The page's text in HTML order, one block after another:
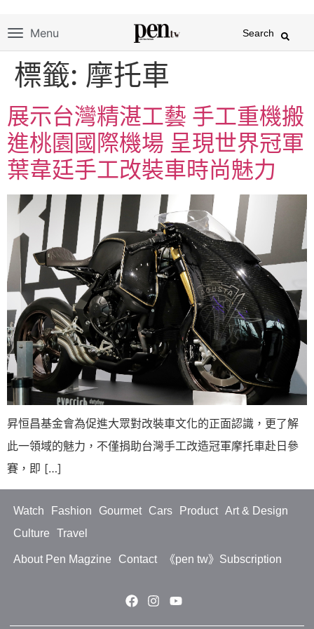
Menu Search
標籤: 摩托車
展示台灣精湛工藝 手工重機搬
進桃園國際機場 呈現世界冠軍
葉韋廷手工改裝車時尚魅力
昇恒昌基金會為促進大眾對改裝車文化的正面認識，更了解
此一領域的魅力，不僅捐助台灣手工改造冠軍摩托車赴日參
賽，即 […]
Watch Fashion Gourmet Cars Product
Art & Design
Culture
Travel
About Pen Magzine Contact 《pen tw》Subscription